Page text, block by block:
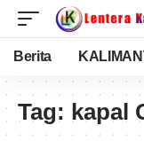
Berita
Tag: kapal